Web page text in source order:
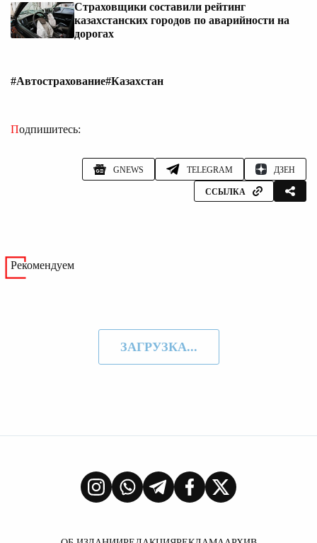
Страховщики составили рейтинг
казахстанских городов по аварийности на
дорогах
#Автострахование#Казахстан
Подпишитесь:
GNEWS TELEGRAM ДЗЕН
ССЫЛКА
Рекомендуем
ЗАГРУЗКА...